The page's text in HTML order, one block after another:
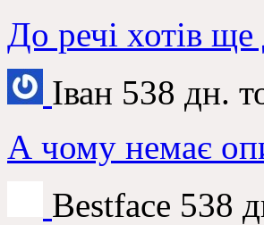
До речі хотів
Іван 538 дн.
А чому немає
Bestface 538